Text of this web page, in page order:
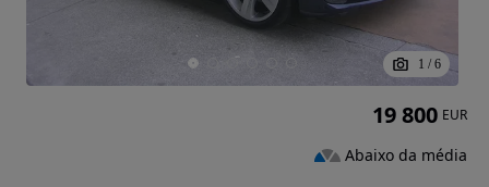
1 / 6
19 800 EUR
Abaixo da média